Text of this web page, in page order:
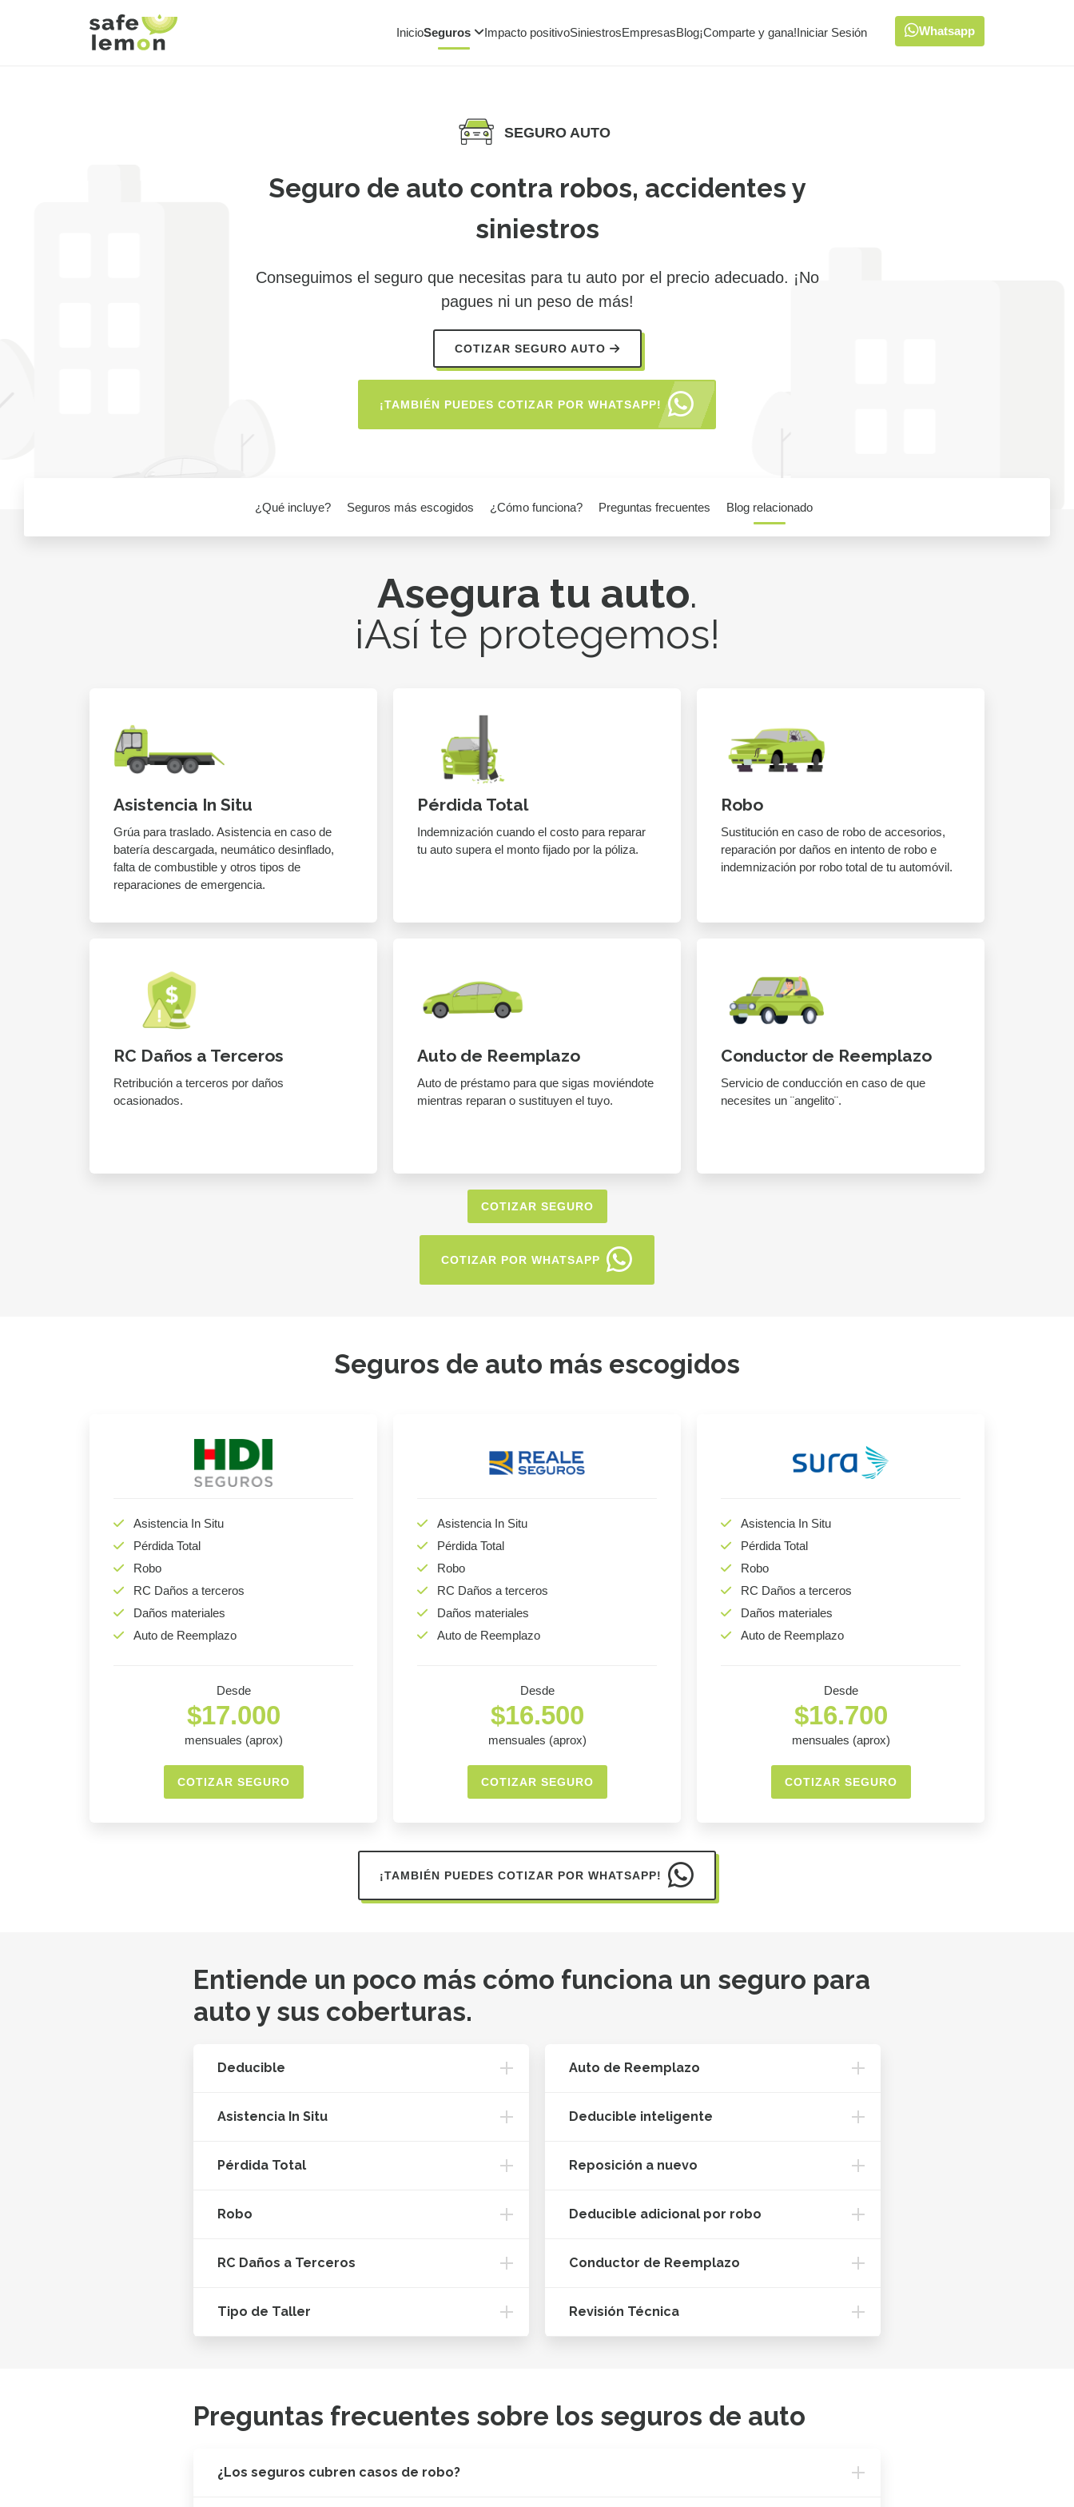
InicioSeguros Impacto positivoSiniestrosEmpresasBlog¡Comparte y gana!Iniciar Sesión Whatsapp
SEGURO AUTO
Seguro de auto contra robos, accidentes y
siniestros
Conseguimos el seguro que necesitas para tu auto por el precio adecuado. ¡No
pagues ni un peso de más!
COTIZAR SEGURO AUTO
¡TAMBIÉN PUEDES COTIZAR POR WHATSAPP!
¿Qué incluye? Seguros más escogidos ¿Cómo funciona? Preguntas frecuentes Blog relacionado
Asegura tu auto.
¡Así te protegemos!
Asistencia In Situ
Grúa para traslado. Asistencia en caso de
batería descargada, neumático desinflado,
falta de combustible y otros tipos de
reparaciones de emergencia.
Pérdida Total
Indemnización cuando el costo para reparar
tu auto supera el monto fijado por la póliza.
Robo
Sustitución en caso de robo de accesorios,
reparación por daños en intento de robo e
indemnización por robo total de tu automóvil.
RC Daños a Terceros
Retribución a terceros por daños
ocasionados.
Auto de Reemplazo
Auto de préstamo para que sigas moviéndote
mientras reparan o sustituyen el tuyo.
Conductor de Reemplazo
Servicio de conducción en caso de que
necesites un ¨angelito¨.
COTIZAR SEGURO
COTIZAR POR WHATSAPP
Seguros de auto más escogidos
Asistencia In Situ
Pérdida Total
Robo
RC Daños a terceros
Daños materiales
Auto de Reemplazo
Desde
$17.000
mensuales (aprox)
COTIZAR SEGURO
Asistencia In Situ
Pérdida Total
Robo
RC Daños a terceros
Daños materiales
Auto de Reemplazo
Desde
$16.500
mensuales (aprox)
COTIZAR SEGURO
Asistencia In Situ
Pérdida Total
Robo
RC Daños a terceros
Daños materiales
Auto de Reemplazo
Desde
$16.700
mensuales (aprox)
COTIZAR SEGURO
¡TAMBIÉN PUEDES COTIZAR POR WHATSAPP!
Entiende un poco más cómo funciona un seguro para
auto y sus coberturas.
Deducible
Asistencia In Situ
Pérdida Total
Robo
RC Daños a Terceros
Tipo de Taller
Auto de Reemplazo
Deducible inteligente
Reposición a nuevo
Deducible adicional por robo
Conductor de Reemplazo
Revisión Técnica
Preguntas frecuentes sobre los seguros de auto
¿Los seguros cubren casos de robo?